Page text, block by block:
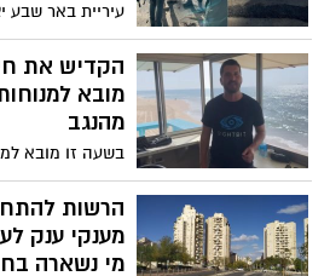
עיריית באר שבע
בנייה בעיר,
חוקיים ברחבי
הקדיש את
מובא
מהנגב
בשעה זו מובא
היה יזם מוביל,
ליזמות וחדשנות
המולדת עמל על
האזרחיים
הרשות
מענקי ענק
מי נשארה